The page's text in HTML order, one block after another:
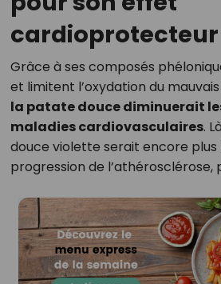
cardioprotecteur
Grâce à ses composés
et limitent l’oxydation du
la patate douce diminuerait
maladies cardiovasculaires.
douce violette serait encore
progression de l’athérosclérose,